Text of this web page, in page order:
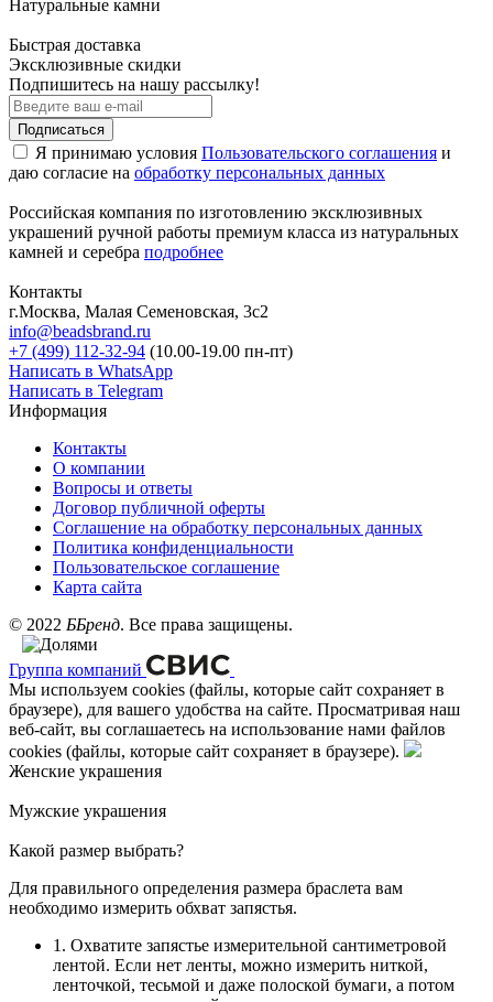
Натуральные камни
Быстрая доставка
Эксклюзивные скидки
Подпишитесь на нашу рассылку!
Подписаться
Я принимаю условия Пользовательского соглашения и
даю согласие на обработку персональных данных
Российская компания по изготовлению эксклюзивных
украшений ручной работы премиум класса из натуральных
камней и серебра подробнее
Контакты
г.Москва, Малая Семеновская, 3с2
info@beadsbrand.ru
+7 (499) 112-32-94 (10.00-19.00 пн-пт)
Написать в WhatsApp
Написать в Telegram
Информация
Контакты
О компании
Вопросы и ответы
Договор публичной оферты
Соглашение на обработку персональных данных
Политика конфиденциальности
Пользовательское соглашение
Карта сайта
© 2022 ББренд. Все права защищены.
Группа компаний
Мы используем cookies (файлы, которые сайт сохраняет в
браузере), для вашего удобства на сайте. Просматривая наш
веб-сайт, вы соглашаетесь на использование нами файлов
cookies (файлы, которые сайт сохраняет в браузере).
Женские украшения
Мужские украшения
Какой размер выбрать?
Для правильного определения размера браслета вам
необходимо измерить обхват запястья.
1. Охватите запястье измерительной сантиметровой
лентой. Если нет ленты, можно измерить ниткой,
ленточкой, тесьмой и даже полоской бумаги, а потом